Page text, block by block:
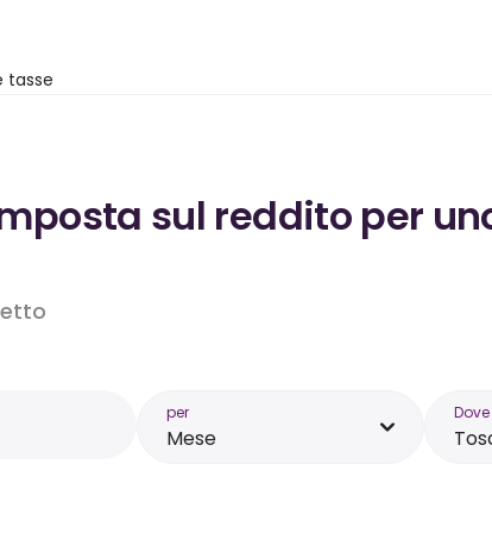
tasse
sul reddito per
per
Mese